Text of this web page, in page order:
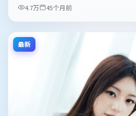
4.7万
45个月前
最新